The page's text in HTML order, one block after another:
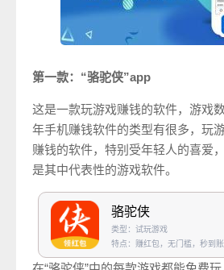
第一款：“骆驼侠”app
这是一款玩游戏赚钱的软件，游戏
年手机赚钱软件的类型有很多，玩
赚钱的软件，特别受年轻人的喜爱
是其中代表性的游戏软件。
骆驼侠
类型：试玩游戏
特点：赚红包，无门槛，秒到账